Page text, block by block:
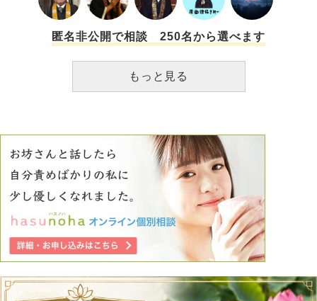
貯金してる等と言ってきていたので本当に悲しいです。 こ
こ1ヶ月、たしかに趣味のゲームもやらず、私に対しても愛
情表現やスキンシップはほとんどなく冷めているような感じ
このまま期待して待ち続けたら幸せになれないリスクもわか
っています。 別れ話の次の日の朝などは普通に接してき
私は彼が好きだったため、倦怠期を一緒に頑張って乗り越え
ようよと言って引き留めました。結果、彼が悩んだ末に「も
う少し頑張る」と言われました。 その後は普通に一緒に過
ごしていますが、スキンシップは皆無、このまま好かれてな
い状態で暮らしていくのも辛いなと考えているところです。
(ただ、私が夜先に寝ていたら頭を撫でてきました。) 一旦こ
ちらから少し距離を取るように今は接しています。スキンシ
ップもしないようにしています。このようにしていて、彼の
心は戻ってくるでしょうか。
匿名非公開で相談 250名から選べます
もっと見る